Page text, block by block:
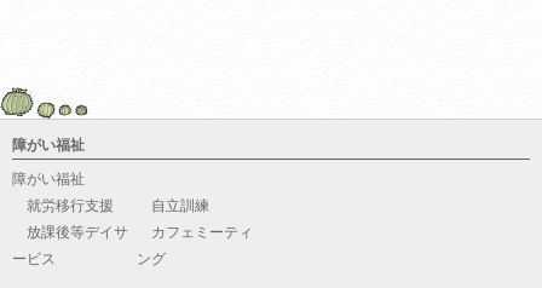
障がい福祉
障がい福祉
就労移行支援
自立訓練
放課後等デイサ
ービス
カフェミーティ
ング